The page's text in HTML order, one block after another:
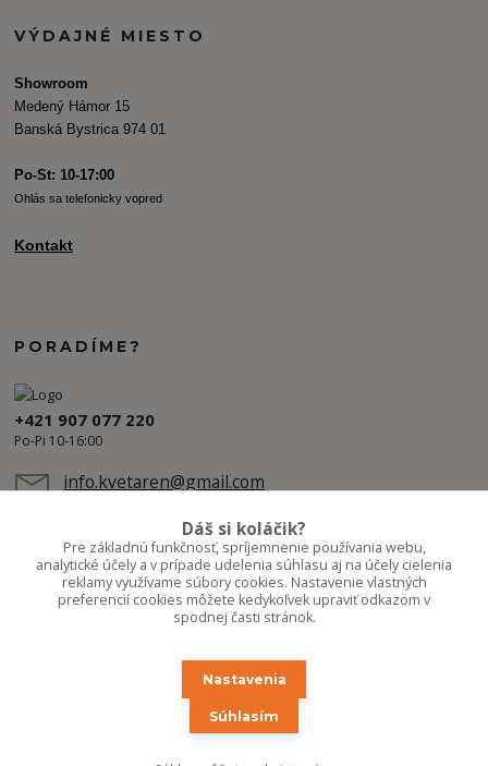
VÝDAJNÉ MIESTO
Showroom
Medený Hámor 15
Banská Bystrica 974 01
Po-St: 10-17:00
Ohlás sa telefonicky vopred
Kontakt
PORADÍME?
+421 907 077 220
Po-Pi 10-16:00
info.kvetaren@gmail.com
Upravit sběr cookies.
Dáš si koláčik?
Pre základnú funkčnosť, spríjemnenie používania webu,
analytické účely a v prípade udelenia súhlasu aj na účely cielenia
reklamy využívame súbory cookies. Nastavenie vlastných
preferencií cookies môžete kedykoľvek upraviť odkazom v
spodnej časti stránok.
Nastavenia
Súhlasím